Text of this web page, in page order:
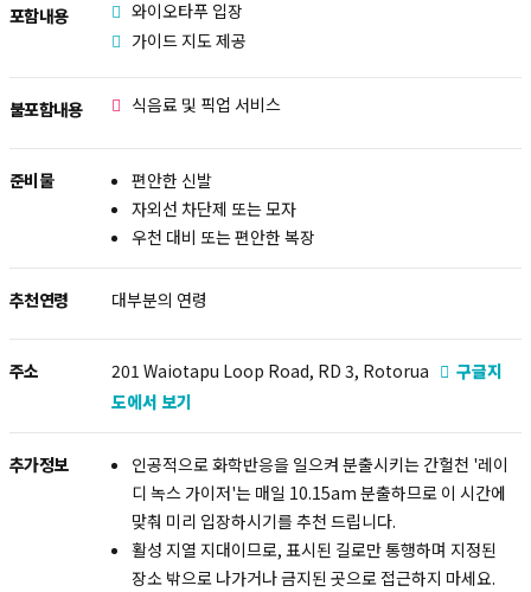
포함내용
와이오타푸 입장
가이드 지도 제공
불포함내용 식음료 및 픽업 서비스
준비물
편안한 신발
자외선 차단제 또는 모자
우천 대비 또는 편안한 복장
추천연령 대부분의 연령
주소 201 Waiotapu Loop Road, RD 3, Rotorua
구글지
도에서 보기
추가정보
인공적으로 화학반응을 일으켜 분출시키는 간헐천 '레이
디 녹스 가이저'는 매일 10.15am 분출하므로 이 시간에
맞춰 미리 입장하시기를 추천 드립니다.
활성 지열 지대이므로, 표시된 길로만 통행하며 지정된
장소 밖으로 나가거나 금지된 곳으로 접근하지 마세요.